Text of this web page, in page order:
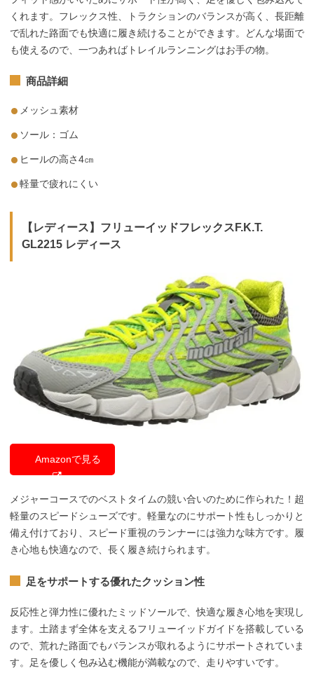
くれます。フレックス性、トラクションのバランスが高く、長距離
で乱れた路面でも快適に履き続けることができます。どんな場面で
も使えるので、一つあればトレイルランニングはお手の物。
商品詳細
メッシュ素材
ソール：ゴム
ヒールの高さ4㎝
軽量で疲れにくい
【レディース】 フリューイッドフレックスF.K.T.
GL2215 レディース
Amazonで見る
メジャーコースでのベストタイムの競い合いのために作られた！超
軽量のスピードシューズです。軽量なのにサポート性もしっかりと
備え付けており、スピード重視のランナーには強力な味方です。履
き心地も快適なので、長く履き続けられます。
足をサポートする優れたクッション性
反応性と弾力性に優れたミッドソールで、快適な履き心地を実現し
ます。土踏まず全体を支えるフリューイッドガイドを搭載している
ので、荒れた路面でもバランスが取れるようにサポートされていま
す。足を優しく包み込む機能が満載なので、走りやすいです。